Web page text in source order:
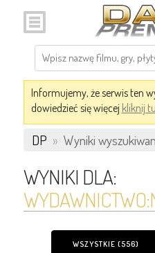
Informujemy, że serwis ten
dowiedzieć się więcej kliknij
DP » Wyniki
WYNIKI DLA:
WSZYSTKIE (556)